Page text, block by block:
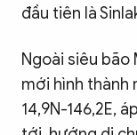
đầu tiên là
Ngoài siêu bão
mới hình thành
14,9N-146,2E,